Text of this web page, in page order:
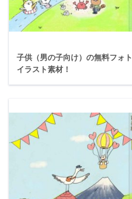
子供（男の子向け）の無料フォ
イラスト素材！